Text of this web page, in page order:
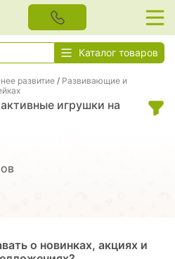
Каталог товаров
развитие / Развивающие и
игрушки на
о новинках, акциях и